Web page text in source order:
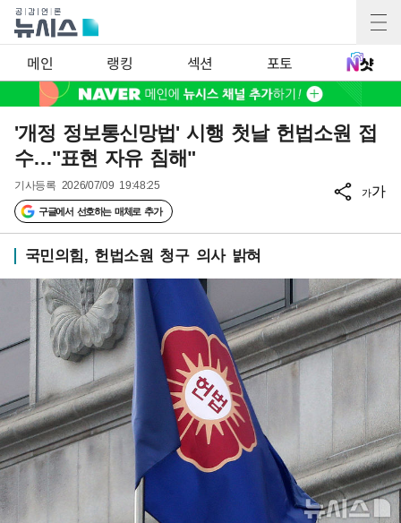
메인 랭킹 섹션 포토
'개정 정보통신망법' 시행 첫날 헌법소원 접
수…"표현 자유 침해"
기사등록 2026/07/09 19:48:25
구글에서 선호하는 매체로 추가
가가
국민의힘, 헌법소원 청구 의사 밝혀